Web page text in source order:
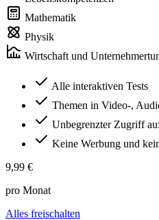
Mathematik
Physik
Wirtschaft und
Alle interaktiven Tests
Themen in Video-,
Unbegrenzter Zugriff
Keine Werbung und
9,99 €
pro Monat
Alles freischalten